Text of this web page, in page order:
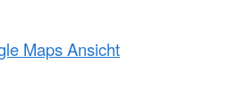
Maps Ansicht